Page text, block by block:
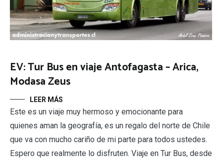
EV: Tur Bus en viaje Antofagasta – Arica,
Modasa Zeus
LEER MÁS
Este es un viaje muy hermoso y emocionante para
quienes aman la geografía, es un regalo del norte de Chile
que va con mucho cariño de mi parte para todos ustedes.
Espero que realmente lo disfruten. Viaje en Tur Bus, desde